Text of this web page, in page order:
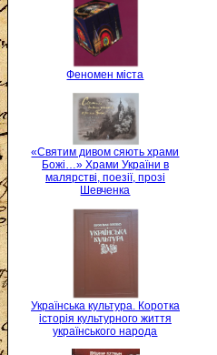
Феномен міста
«Святим дивом сяють храми
Божі…» Храми України в
малярстві, поезії, прозі
Шевченка
Українська культура. Коротка
історія культурного життя
українського народа